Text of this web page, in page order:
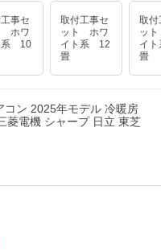
事セ
ホワ
系 10
取付工事セ
ット ホワ
イト系 12
畳
取付
ッ
イ
畳
コン 2025年モデル 冷暖房
菱電機 シャープ 日立 東芝